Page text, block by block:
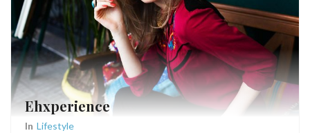
Ehxperience
In Lifestyle